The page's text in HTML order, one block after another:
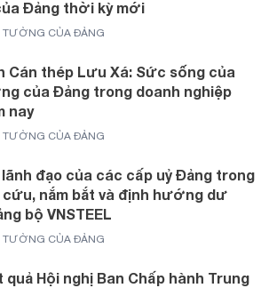
Đảng thời kỳ mới
TƯỞNG CỦA ĐẢNG
Cán thép Lưu Xá: Sức sống của
của Đảng trong doanh nghiệp
nay
TƯỞNG CỦA ĐẢNG
đạo của các cấp uỷ Đảng trong
nắm bắt và định hướng dư
bộ VNSTEEL
TƯỞNG CỦA ĐẢNG
Hội nghị Ban Chấp hành Trung